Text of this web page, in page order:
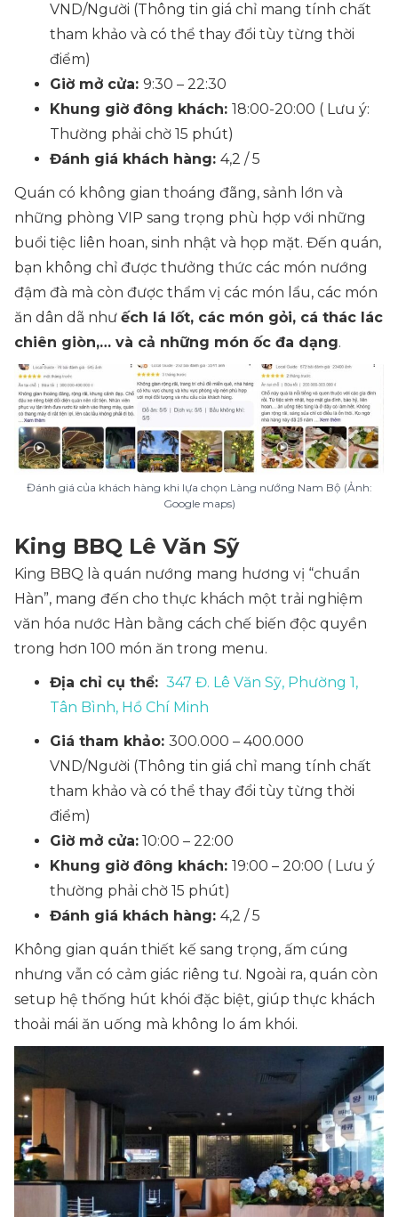
VND/Người (Thông tin giá chỉ mang tính chất
tham khảo và có thể thay đổi tùy từng thời
điểm)
Giờ mở cửa: 9:30 – 22:30
Khung giờ đông khách: 18:00-20:00 ( Lưu ý:
Thường phải chờ 15 phút)
Đánh giá khách hàng: 4,2 / 5
Quán có không gian thoáng đãng, sảnh lớn và
những phòng VIP sang trọng phù hợp với những
buổi tiệc liên hoan, sinh nhật và họp mặt. Đến quán,
bạn không chỉ được thưởng thức các món nướng
đậm đà mà còn được thẩm vị các món lẩu, các món
ăn dân dã như ếch lá lốt, các món gỏi, cá thác lác
chiên giòn,… và cả những món ốc đa dạng.
Đánh giá của khách hàng khi lựa chọn Làng nướng Nam Bộ (Ảnh:
Google maps)
King BBQ Lê Văn Sỹ
King BBQ là quán nướng mang hương vị “chuẩn
Hàn”, mang đến cho thực khách một trải nghiệm
văn hóa nước Hàn bằng cách chế biến độc quyền
trong hơn 100 món ăn trong menu.
Địa chỉ cụ thể: 347 Đ. Lê Văn Sỹ, Phường 1,
Tân Bình, Hồ Chí Minh
Giá tham khảo: 300.000 – 400.000
VND/Người (Thông tin giá chỉ mang tính chất
tham khảo và có thể thay đổi tùy từng thời
điểm)
Giờ mở cửa: 10:00 – 22:00
Khung giờ đông khách: 19:00 – 20:00 ( Lưu ý
thường phải chờ 15 phút)
Đánh giá khách hàng: 4,2 / 5
Không gian quán thiết kế sang trọng, ấm cúng
nhưng vẫn có cảm giác riêng tư. Ngoài ra, quán còn
setup hệ thống hút khói đặc biệt, giúp thực khách
thoải mái ăn uống mà không lo ám khói.